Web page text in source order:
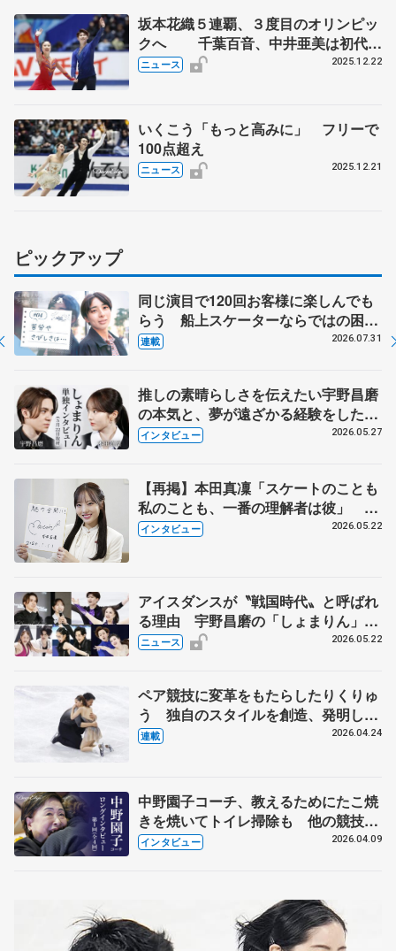
坂本花織５連覇、３度目のオリンピッ
クへ 千葉百音、中井亜美は初代表
確実 全日本フィギュア
ニュース 2025.12.22
いくこう「もっと高みに」 フリーで
100点超え
ニュース 2025.12.21
ピックアップ
同じ演目で120回お客様に楽しんでも
らう 船上スケーターならではの困難
とは 影響あったPIW前キャプテン松
連載 2026.07.31
推しの素晴らしさを伝えたい宇野昌磨
の本気と、夢が遠ざかる経験をした本
田真凜の覚悟
インタビュー 2026.05.27
【再掲】本田真凜「スケートのことも
私のことも、一番の理解者は彼」 引
退時の単独インタビューで語った競技
インタビュー 2026.05.22
アイスダンスが〝戦国時代〟と呼ばれ
る理由 宇野昌磨の「しょまりん」ら
実力者が相次いで参戦 国内の競争激
ニュース 2026.05.22
ペア競技に変革をもたらしたりくりゅ
う 独自のスタイルを創造、発明した
【引退発表後②】
連載 2026.04.24
中野園子コーチ、教えるためにたこ焼
きを焼いてトイレ掃除も 他の競技に
も通用するという坂本花織の筋肉
インタビュー 2026.04.09